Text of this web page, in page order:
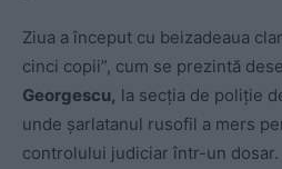
Ziua a început cu beizadeaua
cinci copii”, cum se prezintă
Georgescu, la secţia de poliţie
unde șarlatanul rusofil a mers
controlului judiciar într-un dosar.